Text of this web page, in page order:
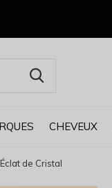
CHEVEUX
de Cristal